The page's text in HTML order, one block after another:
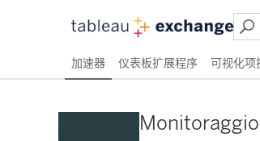
加速器 仪表板扩展程序 可视化项